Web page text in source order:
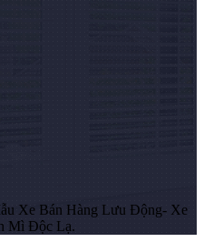
Xe Bán Hàng Lưu Động- Xe
Mì Độc Lạ.